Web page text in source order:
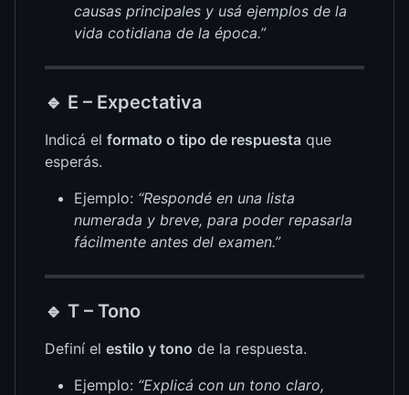
causas principales y usá ejemplos de la
vida cotidiana de la época.”
🔹 E – Expectativa
Indicá el formato o tipo de respuesta que
esperás.
Ejemplo: “Respondé en una lista
numerada y breve, para poder repasarla
fácilmente antes del examen.”
🔹 T – Tono
Definí el estilo y tono de la respuesta.
Ejemplo: “Explicá con un tono claro,